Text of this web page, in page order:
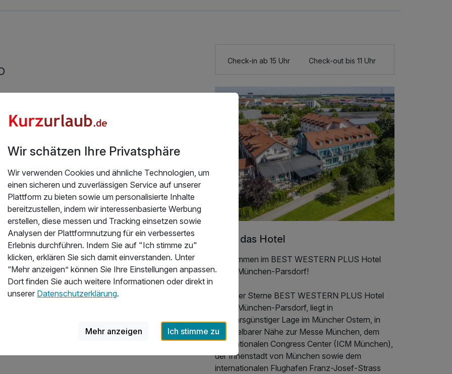
129,00 €
109,00 €
25,00 €
140,00 €
Hunde im Hotel erlaubt
Zimmerservice verfügbar
bei München
sehr modern
Parkplatz. Wir kommen bestimmt mal wieder.
Check-in ab 15 Uhr Check-out bis 11 Uhr
Über das Hotel
Willkommen im BEST WESTERN PLUS Hotel
Erb in München-Parsdorf!
Das Vier Sterne BEST WESTERN PLUS Hotel
Erb in München-Parsdorf, liegt in
verkehrsgünstiger Lage im Müncher Ostern, in
unmittelbarer Nähe zur Messe München, dem
internationalen Congress Center (ICM München),
der Innenstadt von München sowie dem
internationalen Flughafen Franz-Josef-Strass
Wir schätzen Ihre Privatsphäre
Wir verwenden Cookies und ähnliche Technologien, um
einen sicheren und zuverlässigen Service auf unserer
Plattform zu bieten sowie um personalisierte Inhalte
bereitzustellen, indem wir interessenbasierte Werbung
erstellen, diese messen und Tracking einsetzen sowie
Analysen der Plattformnutzung für ein verbessertes
Erlebnis durchführen. Indem Sie auf "Ich stimme zu"
klicken, erklären Sie sich damit einverstanden. Unter
“Mehr anzeigen” können Sie Ihre Einstellungen anpassen.
Dort finden Sie auch weitere Informationen oder direkt in
unserer Datenschutzerklärung.
Mehr anzeigen Ich stimme zu